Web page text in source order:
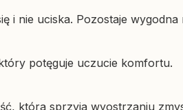
nie uciska. Pozostaje
potęguje uczucie komfortu.
która sprzyja wyostrzaniu